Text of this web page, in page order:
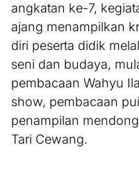
angkatan ke-7,
ajang menampilkan
diri peserta didik
seni dan budaya,
pembacaan Wahyu
show, pembacaan
penampilan
Tari Cewang.